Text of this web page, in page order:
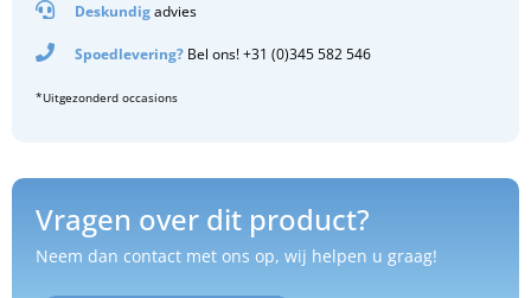
Deskundigadvies
Spoedlevering? Bel ons! +31 (0)345 582 546
*Uitgezonderd occasions
Vragen over dit product?
Neem dan contact met ons op, wij helpen u graag!